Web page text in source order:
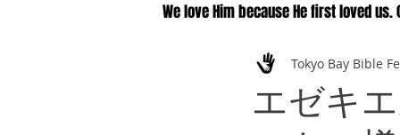
We love Him because He first loved us.
エゼキ
Tokyo Bay Bible